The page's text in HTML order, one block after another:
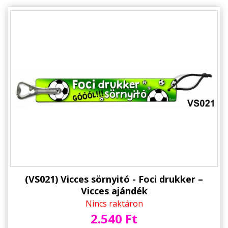
(VS021) Vicces sörnyitó - Foci drukker –
Vicces ajándék
Nincs raktáron
2.540 Ft